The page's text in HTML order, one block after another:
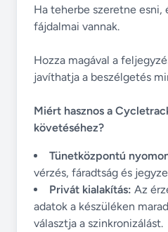
Ha teherbe szeretne esni,
fájdalmai vannak.
Hozza magával a
javíthatja a beszélgetés
Miért hasznos a
követéséhez?
Tünetközpontú
vérzés, fáradtság és
Privát kialakítás: Az
adatok a készüléken
választja a szinkronizálást.